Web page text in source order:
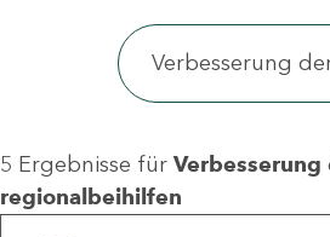
5 Ergebnisse für
regionalbeihilfen